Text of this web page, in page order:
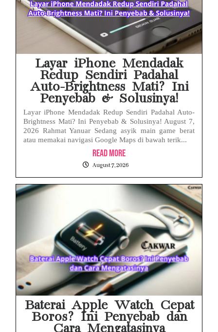
Layar iPhone Mendadak
Redup Sendiri Padahal
Auto-Brightness Mati? Ini
Penyebab & Solusinya!
Layar iPhone Mendadak Redup Sendiri Padahal Auto-
Brightness Mati? Ini Penyebab & Solusinya! August 7,
2026 Rahmat Yanuar Sedang asyik main game berat
atau memakai navigasi Google Maps di bawah terik...
Read More
August 7, 2026
Baterai Apple Watch Cepat
Boros? Ini Penyebab dan
Cara Mengatasinya